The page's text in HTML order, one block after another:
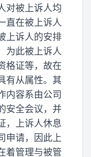
对被上诉人均
直在被上诉人
上诉人的安排
为此被上诉人
格证等，故在
有从属性。其
内容系由公司
安全会议，并
，上诉人休息
申请，因此上
着管理与被管